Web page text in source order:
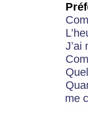
J’ai
me